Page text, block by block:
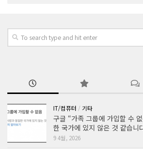
IT/컴퓨터 / 기타
구글 “가족 그룹에 가입할 수
한 국가에 있지 않은 것 같습니
9 4월, 2026